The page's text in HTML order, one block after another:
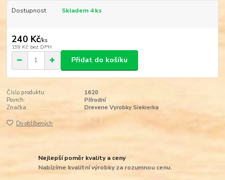
Dostupnost Skladem 4 ks
240 Kč/ks
198 Kč bez DPH
Přidat do košíku
Číslo produktu:
1620
Povrch:
Přírodní
Značka:
Drevene Vyrobky Siekierka
Do oblíbených
Nejlepší poměr kvality a ceny
Nabízíme kvalitní výrobky za rozumnou cenu.